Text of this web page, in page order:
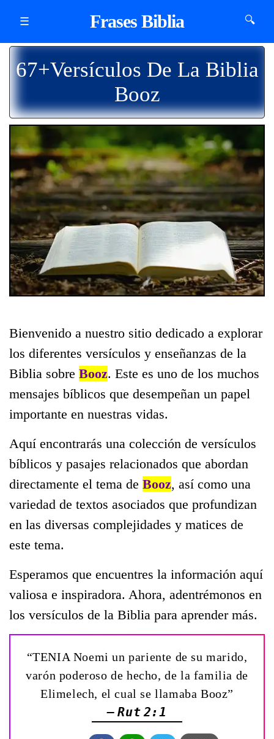
☰ Frases Biblia 🔍
67+Versículos De La Biblia
Booz
Bienvenido a nuestro sitio dedicado a explorar
los diferentes versículos y enseñanzas de la
Biblia sobre Booz. Este es uno de los muchos
mensajes bíblicos que desempeñan un papel
importante en nuestras vidas.
Aquí encontrarás una colección de versículos
bíblicos y pasajes relacionados que abordan
directamente el tema de Booz, así como una
variedad de textos asociados que profundizan
en las diversas complejidades y matices de
este tema.
Esperamos que encuentres la información aquí
valiosa e inspiradora. Ahora, adentrémonos en
los versículos de la Biblia para aprender más.
“TENIA Noemi un pariente de su marido,
varón poderoso de hecho, de la familia de
Elimelech, el cual se llamaba Booz”
— Rut 2:1